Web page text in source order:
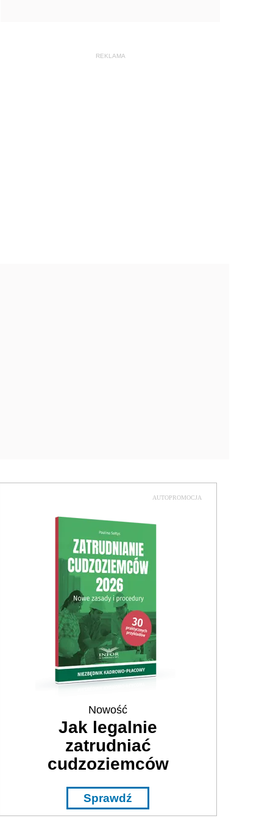
AUTOPROMOCJA
Nowość
Jak legalnie
zatrudniać
cudzoziemców
Sprawdź